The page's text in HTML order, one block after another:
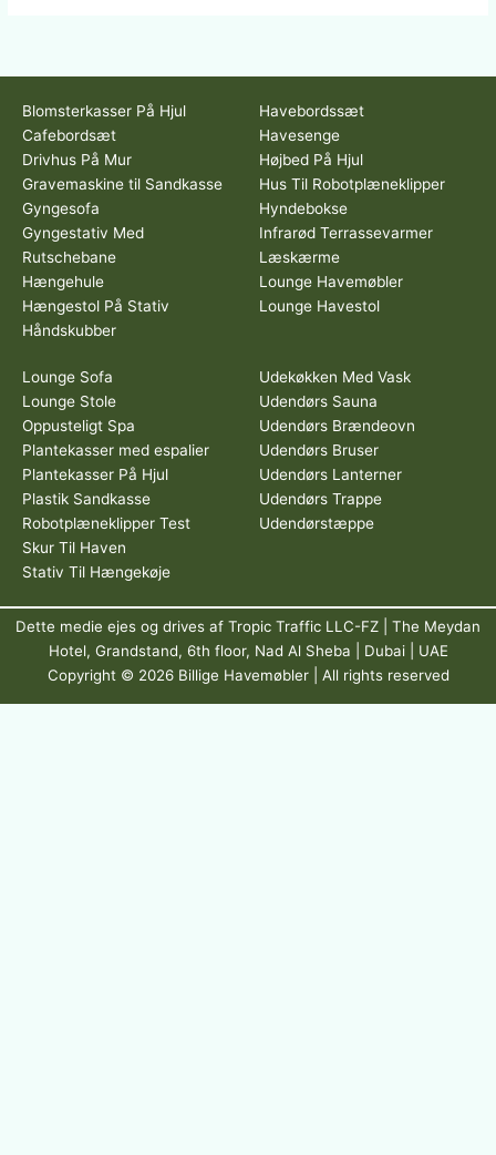
Blomsterkasser På Hjul
Cafebordsæt
Drivhus På Mur
Gravemaskine til Sandkasse
Gyngesofa
Gyngestativ Med
Rutschebane
Hængehule
Hængestol På Stativ
Håndskubber
Havebordssæt
Havesenge
Højbed På Hjul
Hus Til Robotplæneklipper
Hyndebokse
Infrarød Terrassevarmer
Læskærme
Lounge Havemøbler
Lounge Havestol
Lounge Sofa
Lounge Stole
Oppusteligt Spa
Plantekasser med espalier
Plantekasser På Hjul
Plastik Sandkasse
Robotplæneklipper Test
Skur Til Haven
Stativ Til Hængekøje
Udekøkken Med Vask
Udendørs Sauna
Udendørs Brændeovn
Udendørs Bruser
Udendørs Lanterner
Udendørs Trappe
Udendørstæppe
Dette medie ejes og drives af Tropic Traffic LLC-FZ | The Meydan
Hotel, Grandstand, 6th floor, Nad Al Sheba | Dubai | UAE
Copyright © 2026 Billige Havemøbler | All rights reserved